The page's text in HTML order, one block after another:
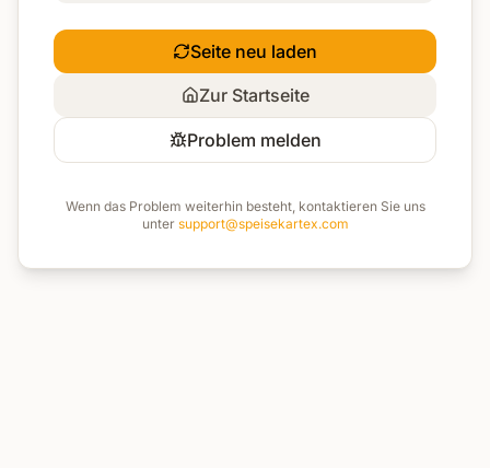
Seite neu laden
Zur Startseite
Problem melden
Wenn das Problem weiterhin besteht, kontaktieren Sie uns
unter support@speisekartex.com